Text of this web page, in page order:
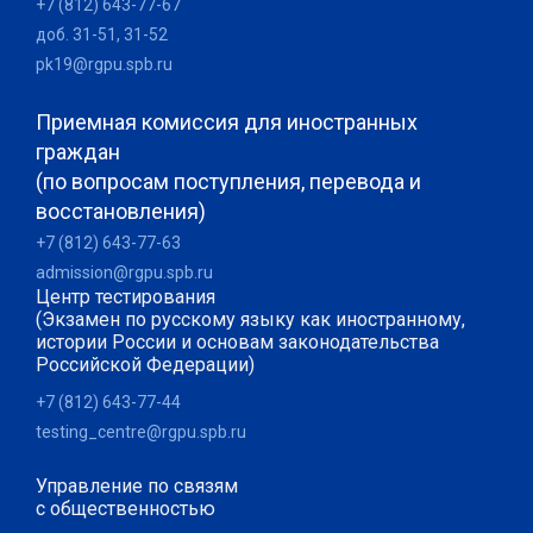
+7 (812) 643-77-67
доб. 31-51, 31-52
pk19@rgpu.spb.ru
Приемная комиссия для иностранных
граждан
(по вопросам поступления, перевода и
восстановления)
+7 (812) 643-77-63
admission@rgpu.spb.ru
Центр тестирования
(Экзамен по русскому языку как иностранному,
истории России и основам законодательства
Российской Федерации)
+7 (812) 643-77-44
testing_centre@rgpu.spb.ru
Управление по связям
с общественностью